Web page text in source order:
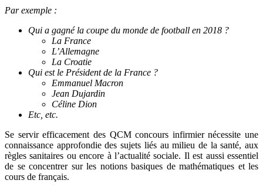
Par exemple :
Qui a gagné la coupe du monde de football en 2018 ?
La France
L’Allemagne
La Croatie
Qui est le Président de la France ?
Emmanuel Macron
Jean Dujardin
Céline Dion
Etc, etc.
Se servir efficacement des QCM concours infirmier nécessite une
connaissance approfondie des sujets liés au milieu de la santé, aux
règles sanitaires ou encore à l’actualité sociale. Il est aussi essentiel
de se concentrer sur les notions basiques de mathématiques et les
cours de français.